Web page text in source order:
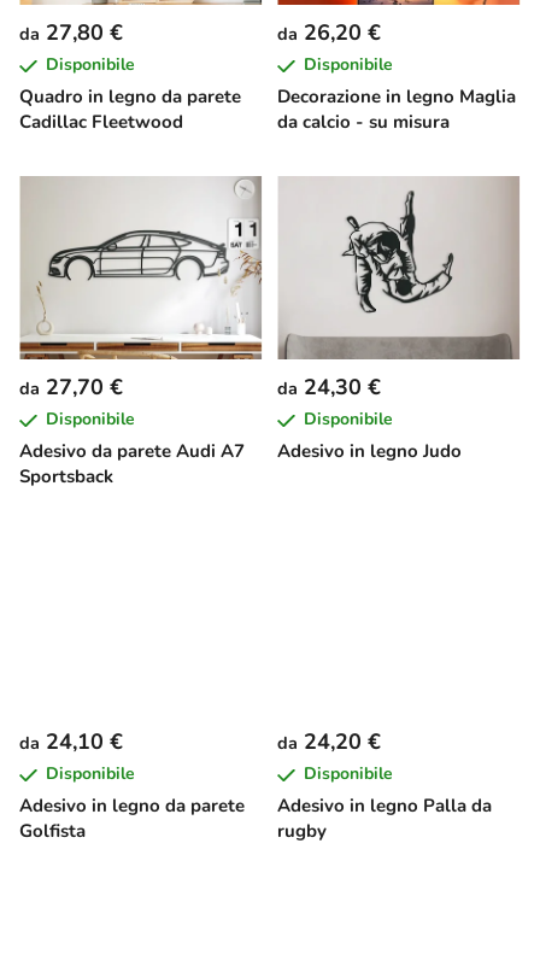
Quadro in legno da parete
Cadillac Fleetwood
da 27,80 €
Disponibile
Decorazione in legno Maglia
da calcio - su misura
da 26,20 €
Disponibile
Adesivo da parete Audi A7
Sportsback
da 27,70 €
Disponibile
Adesivo in legno Judo
da 24,30 €
Disponibile
Adesivo in legno da parete
Golfista
da 24,10 €
Disponibile
Adesivo in legno Palla da
rugby
da 24,20 €
Disponibile